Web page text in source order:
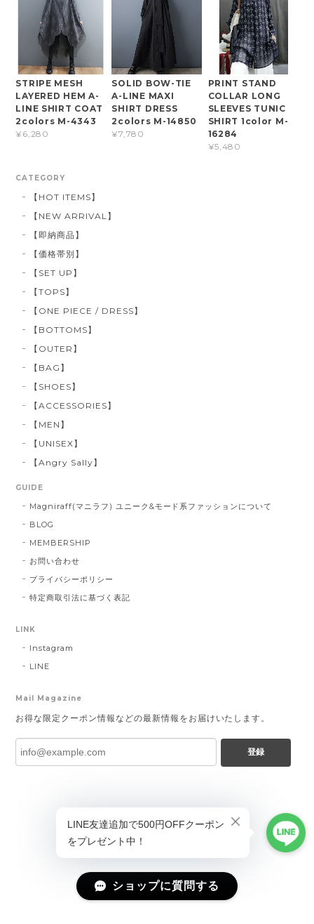
STRIPE MESH
LAYERED HEM A-
LINE SHIRT COAT
2colors M-4343
¥6,280
SOLID BOW-TIE
A-LINE MAXI
SHIRT DRESS
2colors M-14850
¥7,780
PRINT STAND
COLLAR LONG
SLEEVES TUNIC
SHIRT 1color M-
16284
¥5,480
CATEGORY
【HOT ITEMS】
【NEW ARRIVAL】
【即納商品】
【価格帯別】
【SET UP】
【TOPS】
【ONE PIECE / DRESS】
【BOTTOMS】
【OUTER】
【BAG】
【SHOES】
【ACCESSORIES】
【MEN】
【UNISEX】
【Angry Sally】
GUIDE
Magniraff(マニラフ) ユニーク&モード系ファッションについて
BLOG
MEMBERSHIP
お問い合わせ
プライバシーポリシー
特定商取引法に基づく表記
LINK
Instagram
LINE
Mail Magazine
お得な限定クーポン情報などの最新情報をお届けいたします。
登録
ショップに質問する